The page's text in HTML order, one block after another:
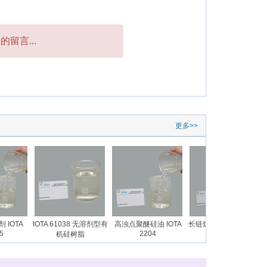
留言...
更多>>
IOTA
IOTA 61038 无溶剂型有
机硅树脂
高浊点聚醚硅油 IOTA
2204
长链烷基硅油乳液 IOTA